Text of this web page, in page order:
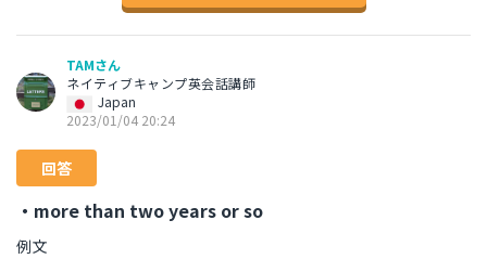
TAMさん
ネイティブキャンプ英会話講師
Japan
2023/01/04 20:24
回答
・more than two years or so
例文